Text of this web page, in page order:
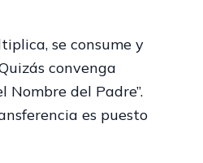
se consume y
convenga
del Padre”.
es puesto